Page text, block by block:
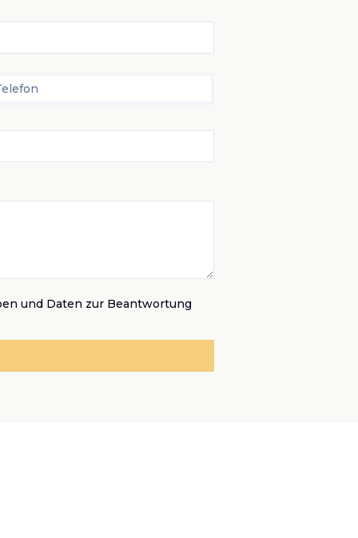
und Daten zur Beantwortung